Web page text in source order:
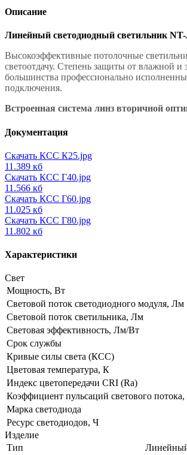
Описание
Линейный светодиодный светильник
Высокоэффективные потолочные
светоотдачу. Степень защиты от влажной
большинства профессионально
подключения.
Встроенная система линз вторичной
Документация
Скачать КСС К25.jpg
11.389 кб
Скачать КСС Г40.jpg
11.566 кб
Скачать КСС Г60.jpg
11.025 кб
Скачать КСС Г80.jpg
11.802 кб
Характеристики
Свет
Мощность, Вт
Световой поток светодиодного модуля, Лм
Световой поток светильника, Лм
Световая эффективность, Лм/Вт
Срок службы
Кривые силы света (КСС)
Цветовая температура, К
Индекс цветопередачи CRI (Ra)
Коэффициент пульсаций светового потока,
Марка светодиода
Ресурс светодиодов, Ч
Изделие
Тип